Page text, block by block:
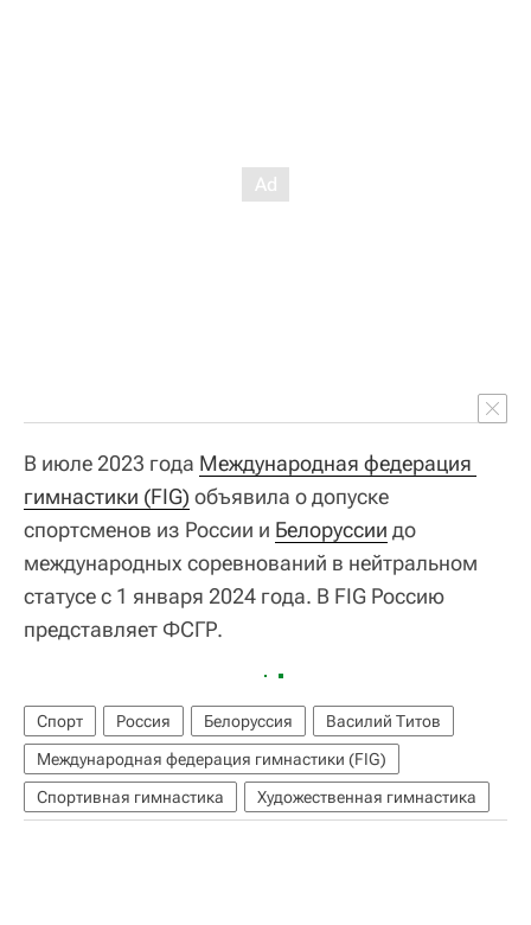
В июле 2023 года Международная федерация
гимнастики (FIG) объявила о допуске
спортсменов из России и Белоруссии до
международных соревнований в нейтральном
статусе с 1 января 2024 года. В FIG Россию
представляет ФСГР.
Спорт Россия Белоруссия
Василий Титов
Международная федерация гимнастики (FIG)
Спортивная гимнастика
Художественная гимнастика